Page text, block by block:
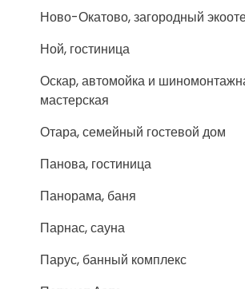
Ново-Окатово, загородный
Ной, гостиница
Оскар, автомойка и
мастерская
Отара, семейный гостевой дом
Панова, гостиница
Панорама, баня
Парнас, сауна
Парус, банный комплекс